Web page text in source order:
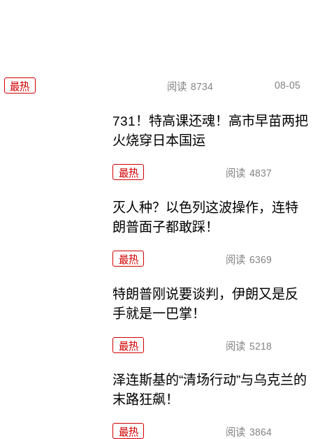
最热 阅读 8734 08-05
731！特高课还魂！高市早苗两把
火烧穿日本国运
最热 阅读 4837
灭人种？以色列这波操作，连特
朗普面子都敢踩！
最热 阅读 6369
特朗普刚说要谈判，伊朗又是反
手就是一巴掌！
最热 阅读 5218
泽连斯基的“清场行动”与乌克兰的
末路狂飙！
最热 阅读 3864